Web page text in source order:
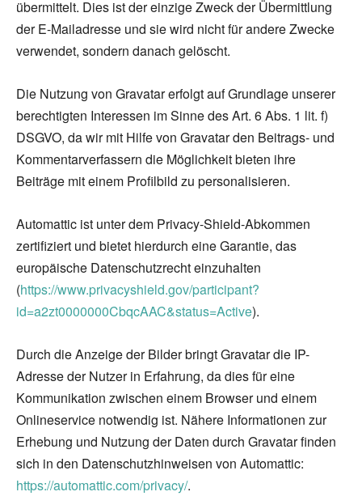
übermittelt. Dies ist der einzige Zweck der Übermittlung
der E-Mailadresse und sie wird nicht für andere Zwecke
verwendet, sondern danach gelöscht.
Die Nutzung von Gravatar erfolgt auf Grundlage unserer
berechtigten Interessen im Sinne des Art. 6 Abs. 1 lit. f)
DSGVO, da wir mit Hilfe von Gravatar den Beitrags- und
Kommentarverfassern die Möglichkeit bieten ihre
Beiträge mit einem Profilbild zu personalisieren.
Automattic ist unter dem Privacy-Shield-Abkommen
zertifiziert und bietet hierdurch eine Garantie, das
europäische Datenschutzrecht einzuhalten
(https://www.privacyshield.gov/participant?
id=a2zt0000000CbqcAAC&status=Active).
Durch die Anzeige der Bilder bringt Gravatar die IP-
Adresse der Nutzer in Erfahrung, da dies für eine
Kommunikation zwischen einem Browser und einem
Onlineservice notwendig ist. Nähere Informationen zur
Erhebung und Nutzung der Daten durch Gravatar finden
sich in den Datenschutzhinweisen von Automattic:
https://automattic.com/privacy/.